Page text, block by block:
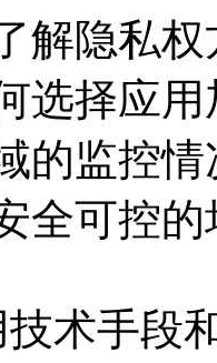
隐私权
选择应
的监控
全可控
手段和